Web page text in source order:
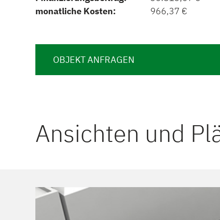
monatliche Kosten:
966,37 €
OBJEKT ANFRAGEN
Ansichten und